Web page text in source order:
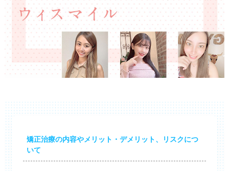
矯正治療の内容やメリット・デメリット、リスクにつ
いて